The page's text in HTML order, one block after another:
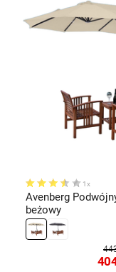
1x
Avenberg
beżowy